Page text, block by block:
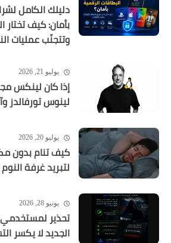
دليلك الكامل
بأمان: كيف تختار
وتتجنّب عمليات
يوليو 21, 2026
إذا كان لينكس
لينوس تورفالدز
يوليو 20, 2026
لتبريد غرفة النوم
يونيو 28, 2026
الجديد لا يكسر